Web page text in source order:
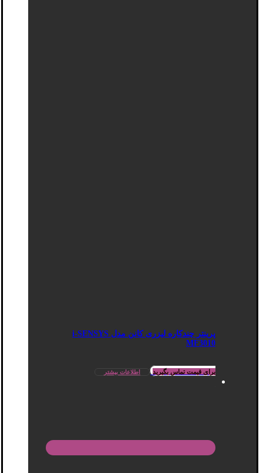
پرینتر چندکاره لیزری کانن مدل i-SENSYS
MF3010
برای قیمت تماس بگیرید اطلاعات بیشتر